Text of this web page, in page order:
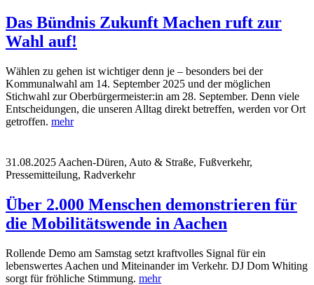
Das Bündnis Zukunft Machen ruft zur
Wahl auf!
Wählen zu gehen ist wichtiger denn je – besonders bei der
Kommunalwahl am 14. September 2025 und der möglichen
Stichwahl zur Oberbürgermeister:in am 28. September. Denn viele
Entscheidungen, die unseren Alltag direkt betreffen, werden vor Ort
getroffen. mehr
31.08.2025 Aachen-Düren, Auto & Straße, Fußverkehr,
Pressemitteilung, Radverkehr
Über 2.000 Menschen demonstrieren für
die Mobilitätswende in Aachen
Rollende Demo am Samstag setzt kraftvolles Signal für ein
lebenswertes Aachen und Miteinander im Verkehr. DJ Dom Whiting
sorgt für fröhliche Stimmung. mehr